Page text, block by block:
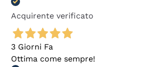
Acquirente verificato
3 Giorni Fa
Ottima come sempre!